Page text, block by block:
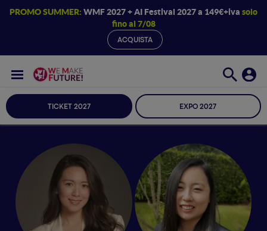
PROMO SUMMER: WMF 2027 + AI Festival 2027 a 149€+iva solo
fino al 7/08
ACQUISTA
TICKET 2027 EXPO 2027